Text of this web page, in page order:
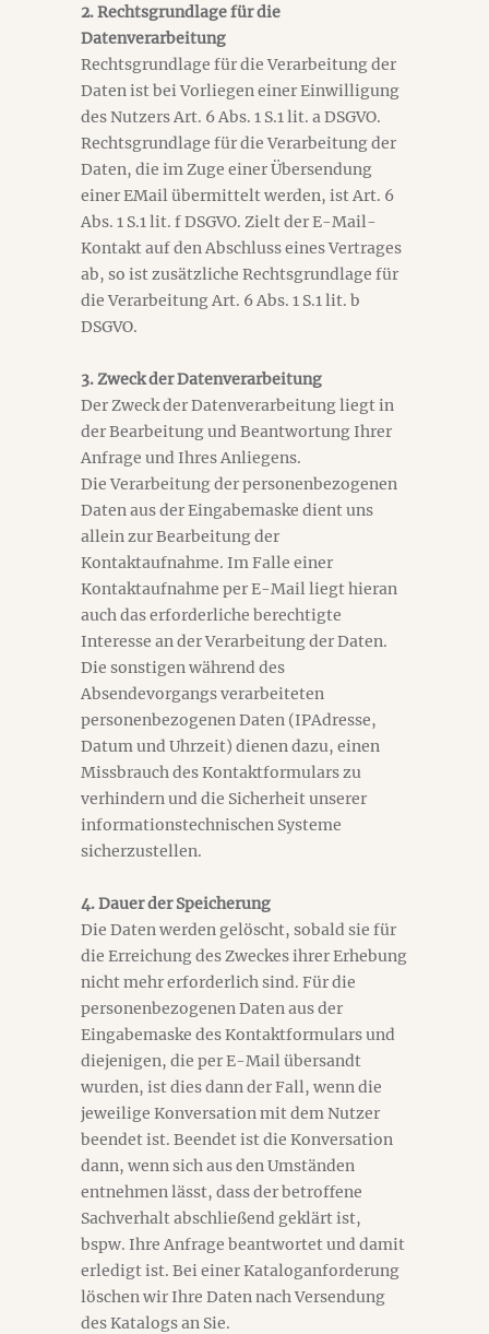
2. Rechtsgrundlage für die
Datenverarbeitung
Rechtsgrundlage für die Verarbeitung der
Daten ist bei Vorliegen einer Einwilligung
des Nutzers Art. 6 Abs. 1 S.1 lit. a DSGVO.
Rechtsgrundlage für die Verarbeitung der
Daten, die im Zuge einer Übersendung
einer EMail übermittelt werden, ist Art. 6
Abs. 1 S.1 lit. f DSGVO. Zielt der E-Mail-
Kontakt auf den Abschluss eines Vertrages
ab, so ist zusätzliche Rechtsgrundlage für
die Verarbeitung Art. 6 Abs. 1 S.1 lit. b
DSGVO.
3. Zweck der Datenverarbeitung
Der Zweck der Datenverarbeitung liegt in
der Bearbeitung und Beantwortung Ihrer
Anfrage und Ihres Anliegens.
Die Verarbeitung der personenbezogenen
Daten aus der Eingabemaske dient uns
allein zur Bearbeitung der
Kontaktaufnahme. Im Falle einer
Kontaktaufnahme per E-Mail liegt hieran
auch das erforderliche berechtigte
Interesse an der Verarbeitung der Daten.
Die sonstigen während des
Absendevorgangs verarbeiteten
personenbezogenen Daten (IPAdresse,
Datum und Uhrzeit) dienen dazu, einen
Missbrauch des Kontaktformulars zu
verhindern und die Sicherheit unserer
informationstechnischen Systeme
sicherzustellen.
4. Dauer der Speicherung
Die Daten werden gelöscht, sobald sie für
die Erreichung des Zweckes ihrer Erhebung
nicht mehr erforderlich sind. Für die
personenbezogenen Daten aus der
Eingabemaske des Kontaktformulars und
diejenigen, die per E-Mail übersandt
wurden, ist dies dann der Fall, wenn die
jeweilige Konversation mit dem Nutzer
beendet ist. Beendet ist die Konversation
dann, wenn sich aus den Umständen
entnehmen lässt, dass der betroffene
Sachverhalt abschließend geklärt ist,
bspw. Ihre Anfrage beantwortet und damit
erledigt ist. Bei einer Kataloganforderung
löschen wir Ihre Daten nach Versendung
des Katalogs an Sie.